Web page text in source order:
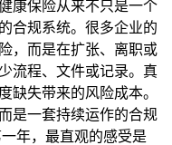
康保险从来不只是一个
合规系统。很多企业的
，而是在扩张、离职或
流程、文件或记录。真
缺失带来的风险成本。
是一套持续运作的合规
年，最直观的感受是